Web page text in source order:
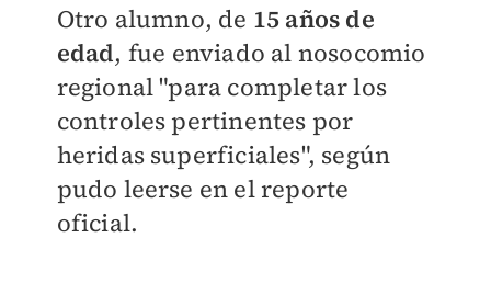
Otro alumno, de 15 años de
edad, fue enviado al nosocomio
regional "para completar los
controles pertinentes por
heridas superficiales", según
pudo leerse en el reporte
oficial.